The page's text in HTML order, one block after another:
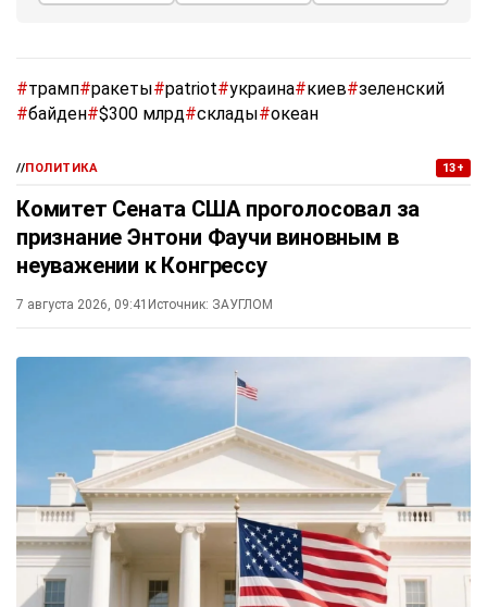
#трамп#ракеты#patriot#украина#киев#зеленский
#байден#$300 млрд#склады#океан
//ПОЛИТИКА 13+
Комитет Сената США проголосовал за
признание Энтони Фаучи виновным в
неуважении к Конгрессу
7 августа 2026, 09:41 Источник: ЗАУГЛОМ